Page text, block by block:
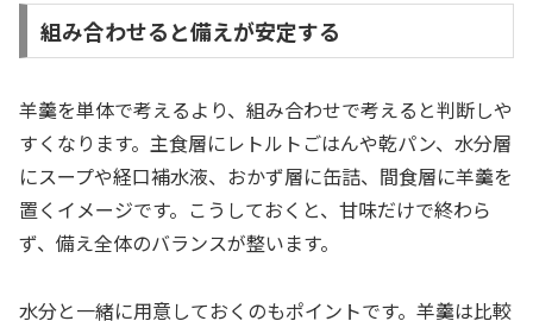
組み合わせると備えが安定する
羊羹を単体で考えるより、組み合わせで考えると判断しや
すくなります。主食層にレトルトごはんや乾パン、水分層
にスープや経口補水液、おかず層に缶詰、間食層に羊羹を
置くイメージです。こうしておくと、甘味だけで終わら
ず、備え全体のバランスが整います。
水分と一緒に用意しておくのもポイントです。羊羹は比較